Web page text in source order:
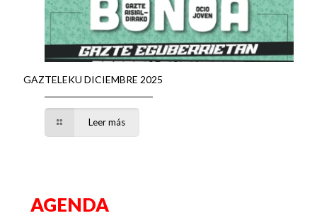
GAZTELEKU DICIEMBRE 2025
Leer más
AGENDA